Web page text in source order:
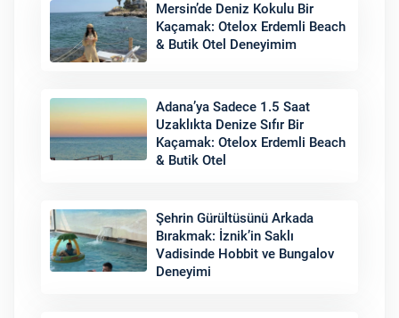
Mersin’de Deniz Kokulu Bir
Kaçamak: Otelox Erdemli Beach
& Butik Otel Deneyimim
Adana’ya Sadece 1.5 Saat
Uzaklıkta Denize Sıfır Bir
Kaçamak: Otelox Erdemli Beach
& Butik Otel
Şehrin Gürültüsünü Arkada
Bırakmak: İznik’in Saklı
Vadisinde Hobbit ve Bungalov
Deneyimi